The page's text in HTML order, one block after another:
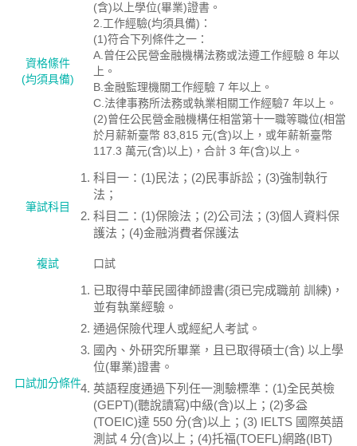
資格絛件
(均須具備)
(含)以上學位(畢業)證書。
2.工作經驗(均須具備)：
(1)符合下列條件之一：
A.曾任公民營金融機構法務或法遵工作經驗 8 年以
上。
B.金融監理機關工作經驗 7 年以上。
C.法律事務所法務或執業相關工作經驗7 年以上。
(2)曾任公民營金融機構任相當第十一職等職位(相當
於月薪新臺幣 83,815 元(含)以上，或年薪新臺幣
117.3 萬元(含)以上)，合計 3 年(含)以上。
筆試科目
科目一：(1)民法；(2)民事訴訟；(3)強制執行
法；
科目二：(1)保險法；(2)公司法；(3)個人資料保
護法；(4)金融消費者保護法
複試 口試
口試加分條件
已取得中華民國律師證書(須已完成職前 訓練)，
並有執業經驗。
通過保險代理人或經紀人考試。
國內、外研究所畢業，且已取得碩士(含) 以上學
位(畢業)證書。
英語程度通過下列任一測驗標準：(1)全民英檢
(GEPT)(聽說讀寫)中級(含)以上；(2)多益
(TOEIC)達 550 分(含)以上；(3) IELTS 國際英語
測試 4 分(含)以上；(4)托福(TOEFL)網路(IBT)